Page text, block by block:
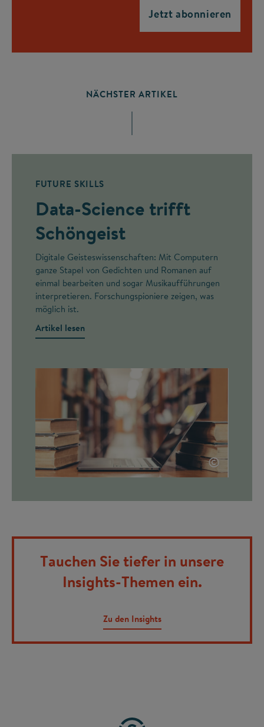
NÄCHSTER ARTIKEL
FUTURE SKILLS
Data-Science trifft
Schöngeist
Digitale Geisteswissenschaften: Mit Computern
ganze Stapel von Gedichten und Romanen auf
einmal bearbeiten und sogar Musikaufführungen
interpretieren. Forschungspioniere zeigen, was
möglich ist.
Artikel lesen
©
Tauchen Sie tiefer in unsere
Insights-Themen ein.
Zu den Insights